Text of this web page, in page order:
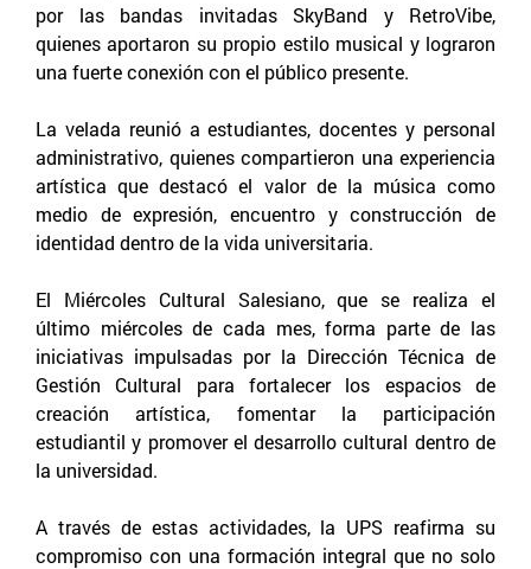
por las bandas invitadas SkyBand y RetroVibe,
quienes aportaron su propio estilo musical y lograron
una fuerte conexión con el público presente.
La velada reunió a estudiantes, docentes y personal
administrativo, quienes compartieron una experiencia
artística que destacó el valor de la música como
medio de expresión, encuentro y construcción de
identidad dentro de la vida universitaria.
El Miércoles Cultural Salesiano, que se realiza el
último miércoles de cada mes, forma parte de las
iniciativas impulsadas por la Dirección Técnica de
Gestión Cultural para fortalecer los espacios de
creación artística, fomentar la participación
estudiantil y promover el desarrollo cultural dentro de
la universidad.
A través de estas actividades, la UPS reafirma su
compromiso con una formación integral que no solo